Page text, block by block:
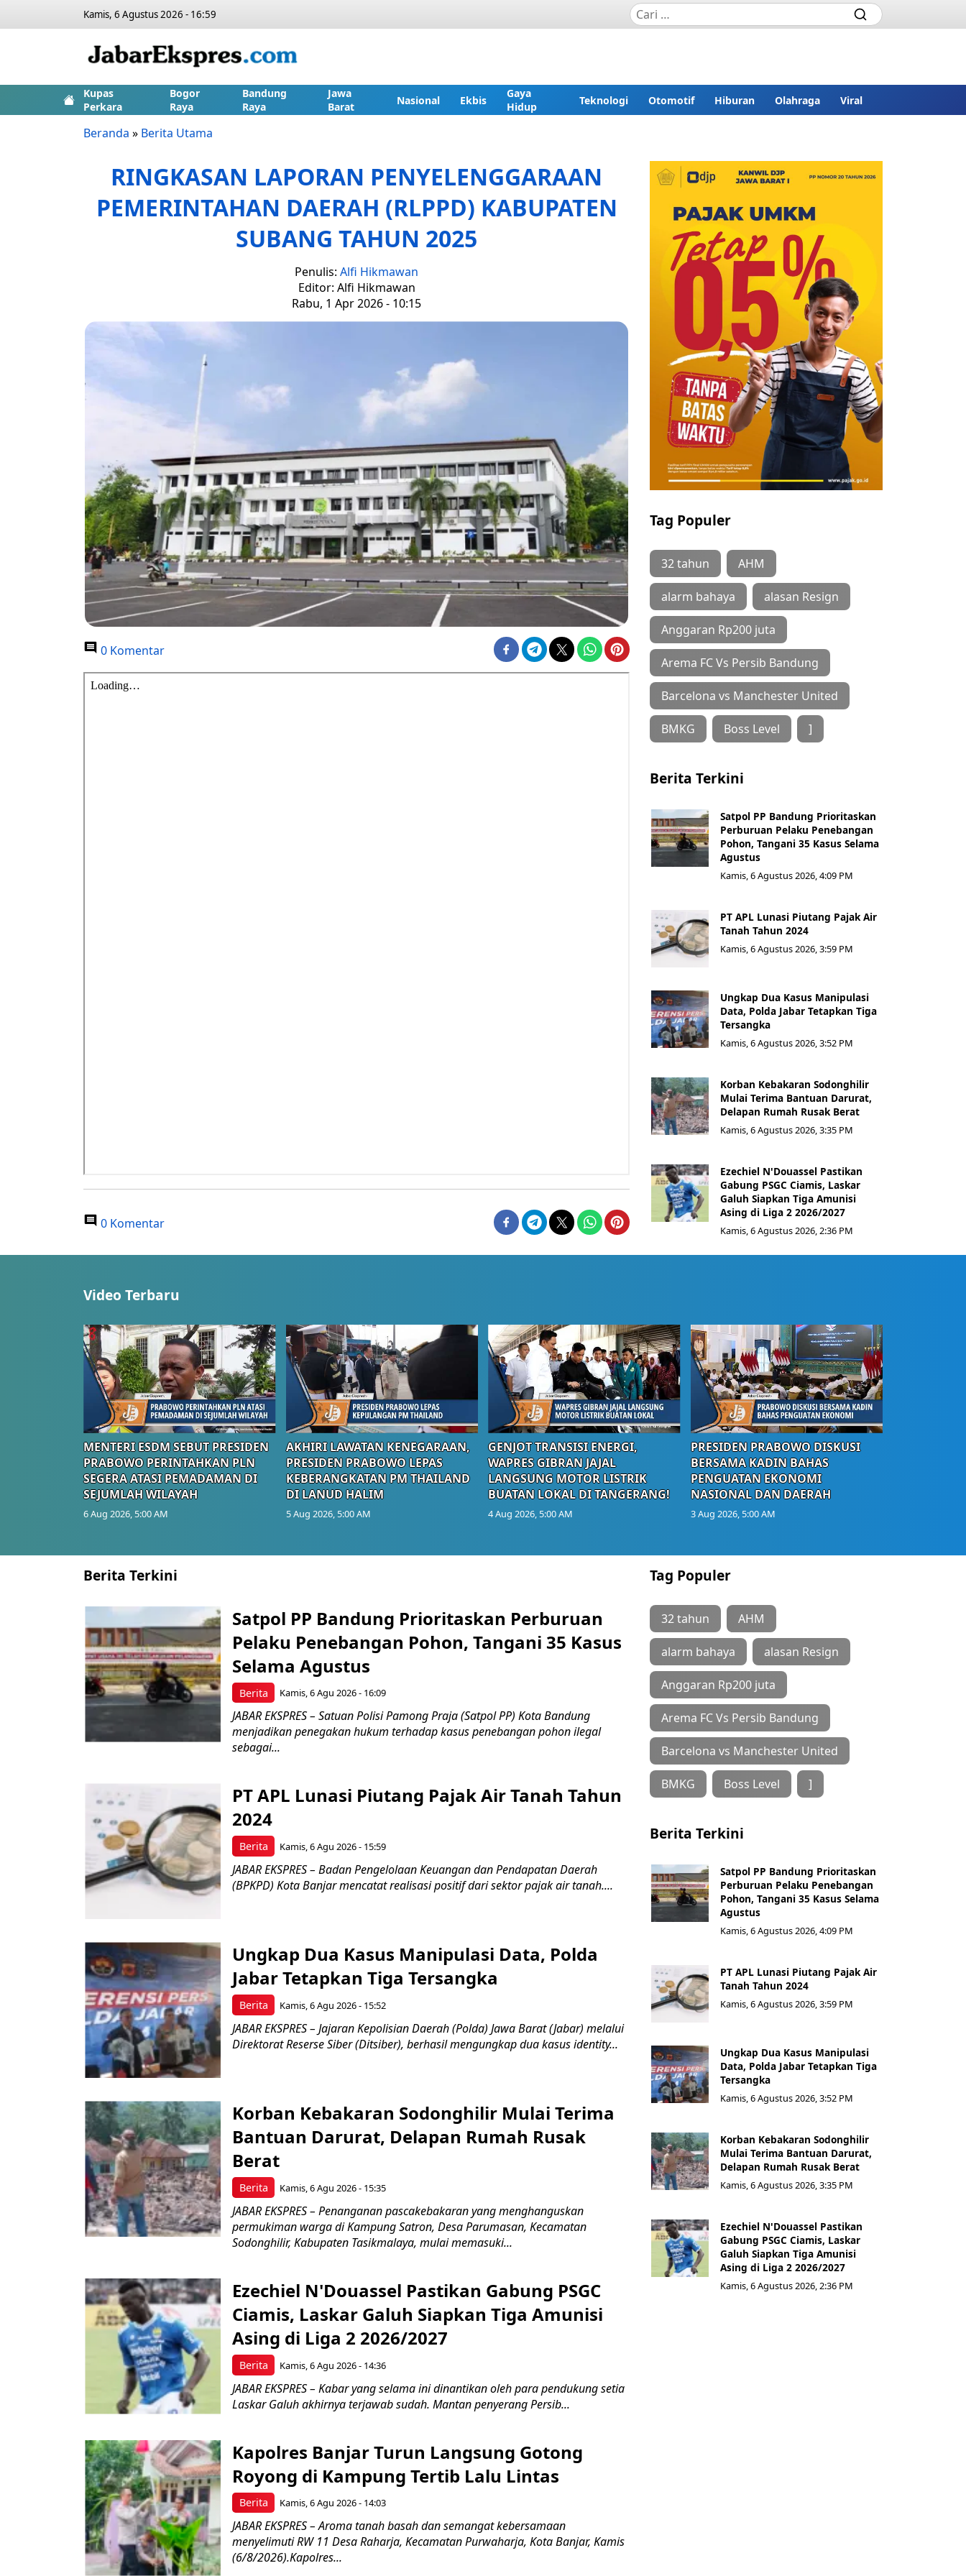
Kamis, 6 Agustus 2026 - 16:59
Kupas
Perkara
Bogor
Raya
Bandung
Raya
Jawa
Barat
Nasional Ekbis
Gaya
Hidup
Teknologi Otomotif Hiburan Olahraga Viral
Beranda » Berita Utama
RINGKASAN LAPORAN PENYELENGGARAAN
PEMERINTAHAN DAERAH (RLPPD) KABUPATEN
SUBANG TAHUN 2025
Penulis: Alfi Hikmawan
Editor: Alfi Hikmawan
Rabu, 1 Apr 2026 - 10:15
0 Komentar
0 Komentar
Tag Populer
32 tahun AHM
alarm bahaya alasan Resign
Anggaran Rp200 juta
Arema FC Vs Persib Bandung
Barcelona vs Manchester United
BMKG Boss Level ]
Berita Terkini
Satpol PP Bandung Prioritaskan
Perburuan Pelaku Penebangan
Pohon, Tangani 35 Kasus Selama
Agustus
Kamis, 6 Agustus 2026, 4:09 PM
PT APL Lunasi Piutang Pajak Air
Tanah Tahun 2024
Kamis, 6 Agustus 2026, 3:59 PM
Ungkap Dua Kasus Manipulasi
Data, Polda Jabar Tetapkan Tiga
Tersangka
Kamis, 6 Agustus 2026, 3:52 PM
Korban Kebakaran Sodonghilir
Mulai Terima Bantuan Darurat,
Delapan Rumah Rusak Berat
Kamis, 6 Agustus 2026, 3:35 PM
Ezechiel N'Douassel Pastikan
Gabung PSGC Ciamis, Laskar
Galuh Siapkan Tiga Amunisi
Asing di Liga 2 2026/2027
Kamis, 6 Agustus 2026, 2:36 PM
Video Terbaru
MENTERI ESDM SEBUT PRESIDEN
PRABOWO PERINTAHKAN PLN
SEGERA ATASI PEMADAMAN DI
SEJUMLAH WILAYAH
6 Aug 2026, 5:00 AM
AKHIRI LAWATAN KENEGARAAN,
PRESIDEN PRABOWO LEPAS
KEBERANGKATAN PM THAILAND
DI LANUD HALIM
5 Aug 2026, 5:00 AM
GENJOT TRANSISI ENERGI,
WAPRES GIBRAN JAJAL
LANGSUNG MOTOR LISTRIK
BUATAN LOKAL DI TANGERANG!
4 Aug 2026, 5:00 AM
PRESIDEN PRABOWO DISKUSI
BERSAMA KADIN BAHAS
PENGUATAN EKONOMI
NASIONAL DAN DAERAH
3 Aug 2026, 5:00 AM
Berita Terkini
Berita
Satpol PP Bandung Prioritaskan Perburuan
Pelaku Penebangan Pohon, Tangani 35 Kasus
Selama Agustus
Kamis, 6 Agu 2026 - 16:09
JABAR EKSPRES – Satuan Polisi Pamong Praja (Satpol PP) Kota Bandung
menjadikan penegakan hukum terhadap kasus penebangan pohon ilegal
sebagai...
Berita
PT APL Lunasi Piutang Pajak Air Tanah Tahun
2024
Kamis, 6 Agu 2026 - 15:59
JABAR EKSPRES – Badan Pengelolaan Keuangan dan Pendapatan Daerah
(BPKPD) Kota Banjar mencatat realisasi positif dari sektor pajak air tanah....
Berita
Ungkap Dua Kasus Manipulasi Data, Polda
Jabar Tetapkan Tiga Tersangka
Kamis, 6 Agu 2026 - 15:52
JABAR EKSPRES – Jajaran Kepolisian Daerah (Polda) Jawa Barat (Jabar) melalui
Direktorat Reserse Siber (Ditsiber), berhasil mengungkap dua kasus identity...
Berita
Korban Kebakaran Sodonghilir Mulai Terima
Bantuan Darurat, Delapan Rumah Rusak
Berat
Kamis, 6 Agu 2026 - 15:35
JABAR EKSPRES – Penanganan pascakebakaran yang menghanguskan
permukiman warga di Kampung Satron, Desa Parumasan, Kecamatan
Sodonghilir, Kabupaten Tasikmalaya, mulai memasuki...
Berita
Ezechiel N'Douassel Pastikan Gabung PSGC
Ciamis, Laskar Galuh Siapkan Tiga Amunisi
Asing di Liga 2 2026/2027
Kamis, 6 Agu 2026 - 14:36
JABAR EKSPRES – Kabar yang selama ini dinantikan oleh para pendukung setia
Laskar Galuh akhirnya terjawab sudah. Mantan penyerang Persib...
Berita
Kapolres Banjar Turun Langsung Gotong
Royong di Kampung Tertib Lalu Lintas
Kamis, 6 Agu 2026 - 14:03
JABAR EKSPRES – Aroma tanah basah dan semangat kebersamaan
menyelimuti RW 11 Desa Raharja, Kecamatan Purwaharja, Kota Banjar, Kamis
(6/8/2026).Kapolres...
Tag Populer
32 tahun AHM
alarm bahaya alasan Resign
Anggaran Rp200 juta
Arema FC Vs Persib Bandung
Barcelona vs Manchester United
BMKG Boss Level ]
Berita Terkini
Satpol PP Bandung Prioritaskan
Perburuan Pelaku Penebangan
Pohon, Tangani 35 Kasus Selama
Agustus
Kamis, 6 Agustus 2026, 4:09 PM
PT APL Lunasi Piutang Pajak Air
Tanah Tahun 2024
Kamis, 6 Agustus 2026, 3:59 PM
Ungkap Dua Kasus Manipulasi
Data, Polda Jabar Tetapkan Tiga
Tersangka
Kamis, 6 Agustus 2026, 3:52 PM
Korban Kebakaran Sodonghilir
Mulai Terima Bantuan Darurat,
Delapan Rumah Rusak Berat
Kamis, 6 Agustus 2026, 3:35 PM
Ezechiel N'Douassel Pastikan
Gabung PSGC Ciamis, Laskar
Galuh Siapkan Tiga Amunisi
Asing di Liga 2 2026/2027
Kamis, 6 Agustus 2026, 2:36 PM